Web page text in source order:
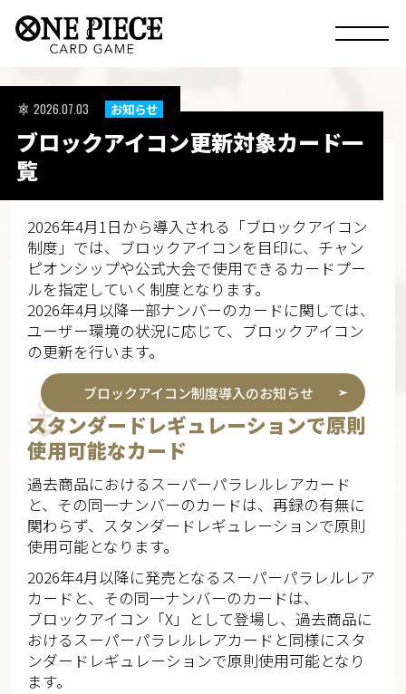
ブロックアイコン更新対象カード一
覧
2026.07.03 お知らせ
2026年4月1日から導入される「ブロックアイコン
制度」では、ブロックアイコンを目印に、チャン
ピオンシップや公式大会で使用できるカードプー
ルを指定していく制度となります。
2026年4月以降一部ナンバーのカードに関しては、
ユーザー環境の状況に応じて、ブロックアイコン
の更新を行います。
ブロックアイコン制度導入のお知らせ
スタンダードレギュレーションで原則
使用可能なカード
過去商品におけるスーパーパラレルレアカード
と、その同一ナンバーのカードは、再録の有無に
関わらず、スタンダードレギュレーションで原則
使用可能となります。
2026年4月以降に発売となるスーパーパラレルレア
カードと、その同一ナンバーのカードは、
ブロックアイコン「X」として登場し、過去商品に
おけるスーパーパラレルレアカードと同様にスタ
ンダードレギュレーションで原則使用可能となり
ます。